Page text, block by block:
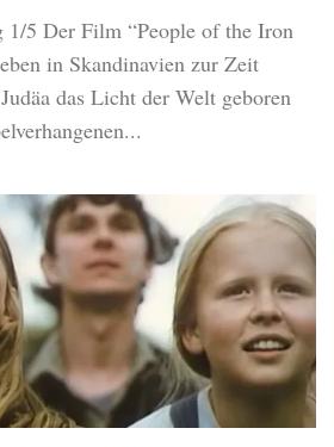
1/5 Der Film “People of the Iron
in Skandinavien zur Zeit
das Licht der Welt geboren